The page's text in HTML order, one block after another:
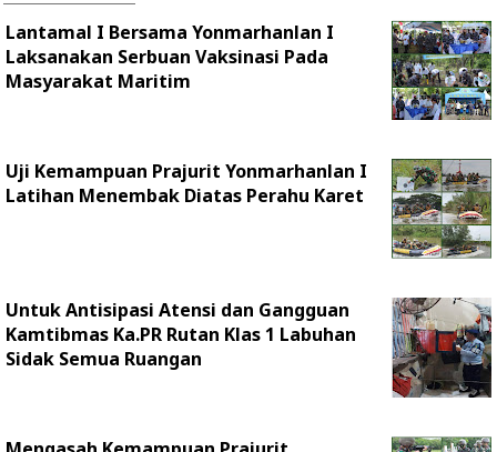
Lantamal I Bersama Yonmarhanlan I
Laksanakan Serbuan Vaksinasi Pada
Masyarakat Maritim
Uji Kemampuan Prajurit Yonmarhanlan I
Latihan Menembak Diatas Perahu Karet
Untuk Antisipasi Atensi dan Gangguan
Kamtibmas Ka.PR Rutan Klas 1 Labuhan
Sidak Semua Ruangan